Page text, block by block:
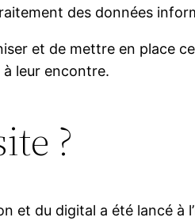
des données
et de mettre en place
leur encontre.
?
et du digital a été lancé à